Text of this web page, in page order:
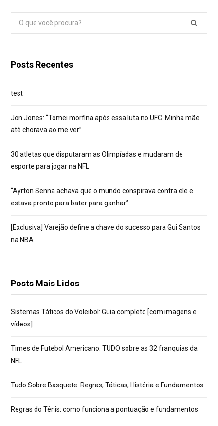
Pesquisar
por:
Posts Recentes
test
Jon Jones: “Tomei morfina após essa luta no UFC. Minha mãe
até chorava ao me ver”
30 atletas que disputaram as Olimpíadas e mudaram de
esporte para jogar na NFL
“Ayrton Senna achava que o mundo conspirava contra ele e
estava pronto para bater para ganhar”
[Exclusiva] Varejão define a chave do sucesso para Gui Santos
na NBA
Posts Mais Lidos
Sistemas Táticos do Voleibol: Guia completo [com imagens e
vídeos]
Times de Futebol Americano: TUDO sobre as 32 franquias da
NFL
Tudo Sobre Basquete: Regras, Táticas, História e Fundamentos
Regras do Tênis: como funciona a pontuação e fundamentos